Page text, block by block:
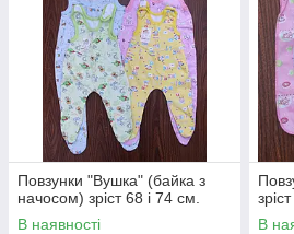
Повзунки "Вушка" (байка з
начосом) зріст 68 і 74 см.
В наявності
В